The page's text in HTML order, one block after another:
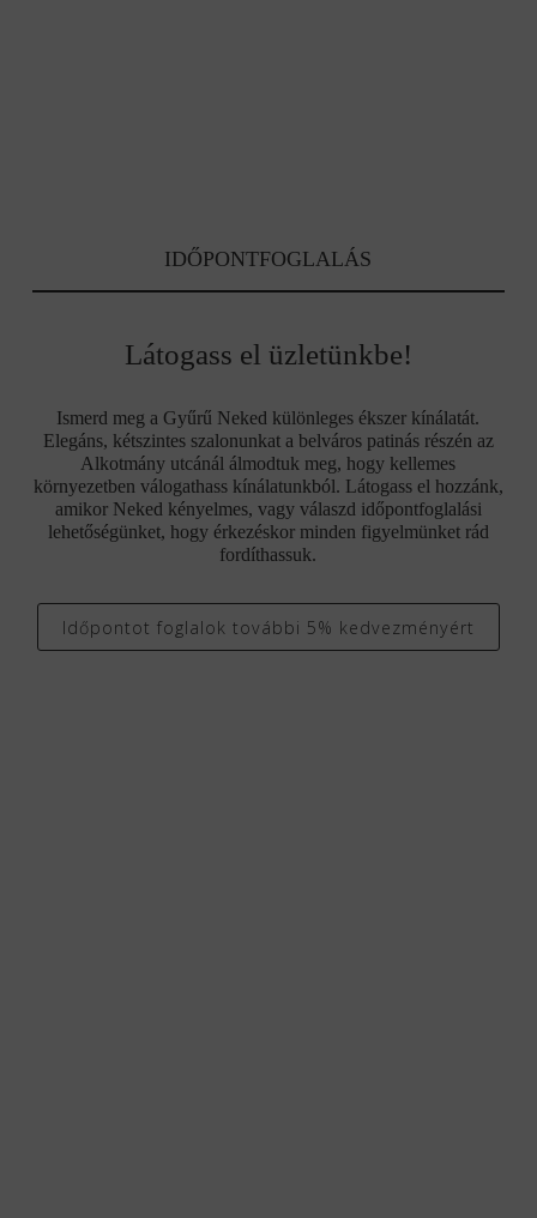
IDŐPONTFOGLALÁS
Látogass el üzletünkbe!
Ismerd meg a Gyűrű Neked különleges ékszer kínálatát.
Elegáns, kétszintes szalonunkat a belváros patinás részén az
Alkotmány utcánál álmodtuk meg, hogy kellemes
környezetben válogathass kínálatunkból. Látogass el hozzánk,
amikor Neked kényelmes, vagy válaszd időpontfoglalási
lehetőségünket, hogy érkezéskor minden figyelmünket rád
fordíthassuk.
Időpontot foglalok további 5% kedvezményért